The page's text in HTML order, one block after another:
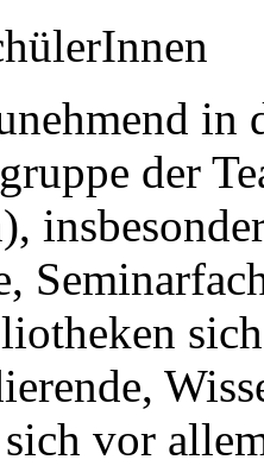
in
der
vor